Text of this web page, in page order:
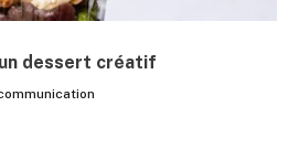
dessert créatif